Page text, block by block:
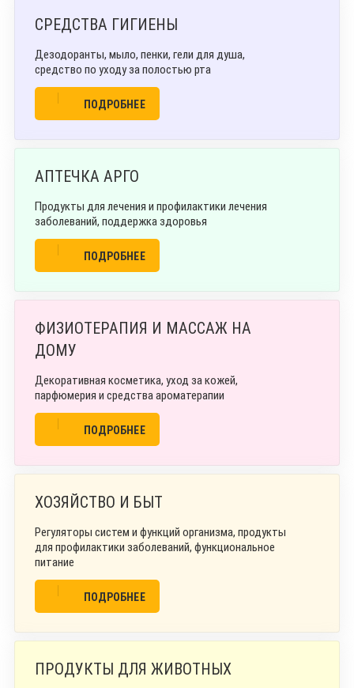
СРЕДСТВА ГИГИЕНЫ
Дезодоранты, мыло, пенки, гели для душа,
средство по уходу за полостью рта
ПОДРОБНЕЕ
АПТЕЧКА АРГО
Продукты для лечения и профилактики лечения
заболеваний, поддержка здоровья
ПОДРОБНЕЕ
ФИЗИОТЕРАПИЯ И МАССАЖ НА
ДОМУ
Декоративная косметика, уход за кожей,
парфюмерия и средства ароматерапии
ПОДРОБНЕЕ
ХОЗЯЙСТВО И БЫТ
Регуляторы систем и функций организма, продукты
для профилактики заболеваний, функциональное
питание
ПОДРОБНЕЕ
ПРОДУКТЫ ДЛЯ ЖИВОТНЫХ